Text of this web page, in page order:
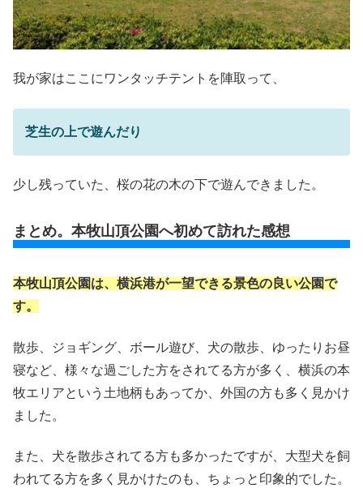
我が家はここにワンタッチテントを陣取って、
芝生の上で遊んだり
少し残っていた、桜の花の木の下で遊んできました。
まとめ。本牧山頂公園へ初めて訪れた感想
本牧山頂公園は、横浜港が一望できる景色の良い公園で
す。
散歩、ジョギング、ボール遊び、犬の散歩、ゆったりお昼
寝など、様々な過ごした方をされてる方が多く、横浜の本
牧エリアという土地柄もあってか、外国の方も多く見かけ
ました。
また、犬を散歩されてる方も多かったですが、大型犬を飼
われてる方を多く見かけたのも、ちょっと印象的でした。